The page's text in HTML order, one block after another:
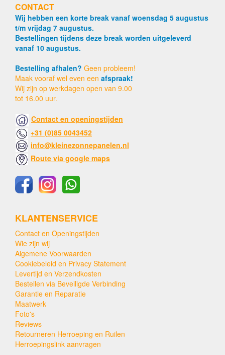
CONTACT
Wij hebben een korte break vanaf woensdag 5 augustus
t/m vrijdag 7 augustus.
Bestellingen tijdens deze break worden uitgeleverd
vanaf 10 augustus.
Bestelling afhalen? Geen probleem!
Maak vooraf wel even een afspraak!
Wij zijn op werkdagen open van 9.00
tot 16.00 uur.
Contact en openingstijden
+31 (0)85 0043452
info@kleinezonnepanelen.nl
Route via google maps
KLANTENSERVICE
Contact en Openingstijden
Wie zijn wij
Algemene Voorwaarden
Cookiebeleid en Privacy Statement
Levertijd en Verzendkosten
Bestellen via Beveiligde Verbinding
Garantie en Reparatie
Maatwerk
Foto's
Reviews
Retourneren Herroeping en Ruilen
Herroepingslink aanvragen